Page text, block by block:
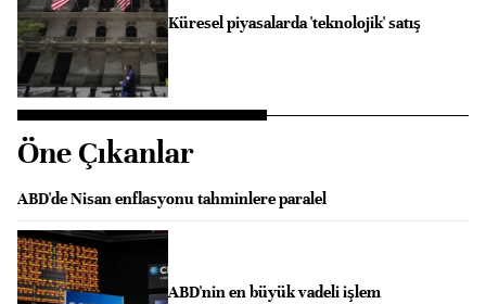
Küresel piyasalarda 'teknolojik' satış
Öne Çıkanlar
ABD'de Nisan enflasyonu tahminlere paralel
ABD'nin en büyük vadeli işlem